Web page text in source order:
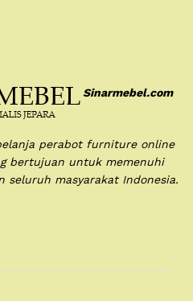
Sinarmebel.com
perabot furniture online
bertujuan untuk memenuhi
masyarakat Indonesia.